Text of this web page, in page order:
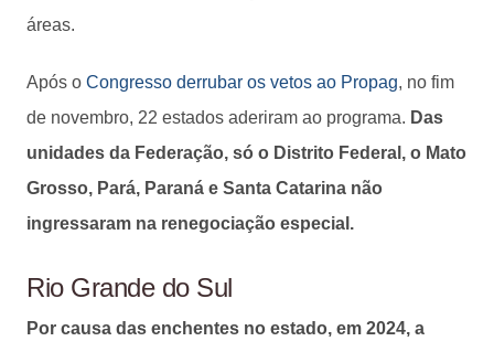
áreas.
Após o Congresso derrubar os vetos ao Propag, no fim
de novembro, 22 estados aderiram ao programa. Das
unidades da Federação, só o Distrito Federal, o Mato
Grosso, Pará, Paraná e Santa Catarina não
ingressaram na renegociação especial.
Rio Grande do Sul
Por causa das enchentes no estado, em 2024, a